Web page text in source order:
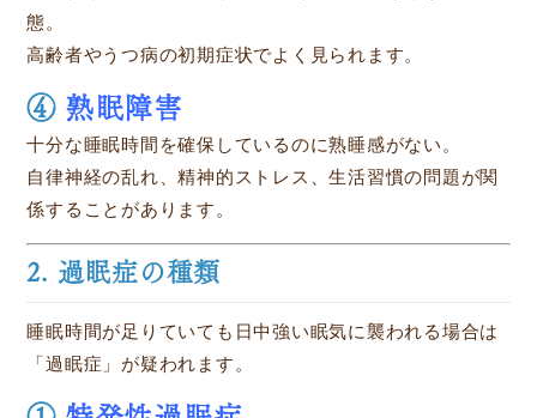
態。
高齢者やうつ病の初期症状でよく見られます。
④ 熟眠障害
十分な睡眠時間を確保しているのに熟睡感がない。
自律神経の乱れ、精神的ストレス、生活習慣の問題が関
係することがあります。
2. 過眠症の種類
睡眠時間が足りていても日中強い眠気に襲われる場合は
「過眠症」が疑われます。